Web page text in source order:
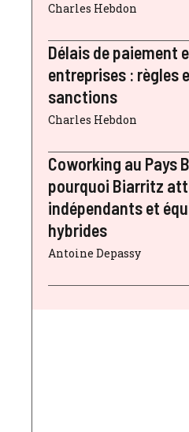
Charles Hebdon
Délais de paiement
entreprises : règles
sanctions
Charles Hebdon
Coworking au Pays
pourquoi Biarritz
indépendants et
hybrides
Antoine Depassy